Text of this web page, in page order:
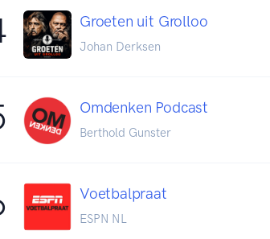
Groeten uit Grolloo
Johan Derksen
Omdenken Podcast
Berthold Gunster
Voetbalpraat
ESPN NL